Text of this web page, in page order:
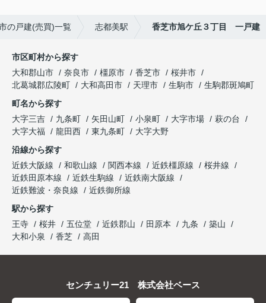
の戸建(売買)一覧 志都美駅 香芝市旭ケ丘３丁目 一戸建
市区町村から探す
大和郡山市
奈良市 橿原市 香芝市
桜井市
北葛城郡広陵町
大和高田市 天理市 生駒市
生駒郡斑鳩町
町名から探す
大字三吉
九条町 矢田山町 小泉町 大字市場
萩の台
大字大福
龍田西 東九条町
大字大野
沿線から探す
近鉄大阪線
和歌山線 関西本線 近鉄橿原線
桜井線
近鉄田原本線
近鉄生駒線
近鉄南大阪線
近鉄難波・奈良線
近鉄御所線
駅から探す
王寺
桜井 五位堂 近鉄郡山 田原本 九条
築山
大和小泉
香芝 高田
センチュリー21 株式会社ベース